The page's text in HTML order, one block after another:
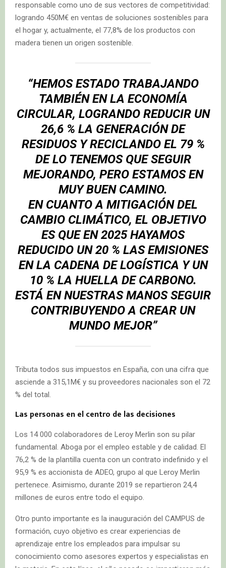
responsable como uno de sus vectores de competitividad:
logrando 450M€ en ventas de soluciones sostenibles para
el hogar y, actualmente, el 77,8% de los productos con
madera tienen un origen sostenible.
“HEMOS ESTADO TRABAJANDO
TAMBIÉN EN LA ECONOMÍA
CIRCULAR, LOGRANDO REDUCIR UN
26,6 % LA GENERACIÓN DE
RESIDUOS Y RECICLANDO EL 79 %
DE LO TENEMOS QUE SEGUIR
MEJORANDO, PERO ESTAMOS EN
MUY BUEN CAMINO.
EN CUANTO A MITIGACIÓN DEL
CAMBIO CLIMÁTICO, EL OBJETIVO
ES QUE EN 2025 HAYAMOS
REDUCIDO UN 20 % LAS EMISIONES
EN LA CADENA DE LOGÍSTICA Y UN
10 % LA HUELLA DE CARBONO.
ESTÁ EN NUESTRAS MANOS SEGUIR
CONTRIBUYENDO A CREAR UN
MUNDO MEJOR”
Tributa todos sus impuestos en España, con una cifra que
asciende a 315,1M€ y su proveedores nacionales son el 72
% del total.
Las personas en el centro de las decisiones
Los 14 000 colaboradores de Leroy Merlin son su pilar
fundamental. Aboga por el empleo estable y de calidad. El
76,2 % de la plantilla cuenta con un contrato indefinido y el
95,9 % es accionista de ADEO, grupo al que Leroy Merlin
pertenece. Asimismo, durante 2019 se repartieron 24,4
millones de euros entre todo el equipo.
Otro punto importante es la inauguración del CAMPUS de
formación, cuyo objetivo es crear experiencias de
aprendizaje entre los empleados para impulsar su
conocimiento como asesores expertos y especialistas en